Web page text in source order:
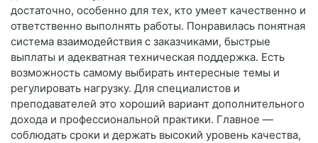
достаточно, особенно для тех, кто умеет качественно и
ответственно выполнять работы. Понравилась понятная
система взаимодействия с заказчиками, быстрые
выплаты и адекватная техническая поддержка. Есть
возможность самому выбирать интересные темы и
регулировать нагрузку. Для специалистов и
преподавателей это хороший вариант дополнительного
дохода и профессиональной практики. Главное —
соблюдать сроки и держать высокий уровень качества,